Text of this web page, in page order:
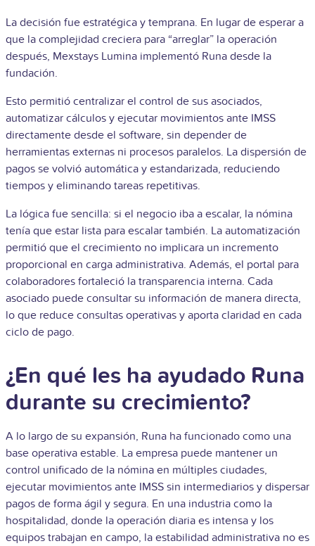
La decisión fue estratégica y temprana. En lugar de esperar a
que la complejidad creciera para “arreglar” la operación
después, Mexstays Lumina implementó Runa desde la
fundación.
Esto permitió centralizar el control de sus asociados,
automatizar cálculos y ejecutar movimientos ante IMSS
directamente desde el software, sin depender de
herramientas externas ni procesos paralelos. La dispersión de
pagos se volvió automática y estandarizada, reduciendo
tiempos y eliminando tareas repetitivas.
La lógica fue sencilla: si el negocio iba a escalar, la nómina
tenía que estar lista para escalar también. La automatización
permitió que el crecimiento no implicara un incremento
proporcional en carga administrativa. Además, el portal para
colaboradores fortaleció la transparencia interna. Cada
asociado puede consultar su información de manera directa,
lo que reduce consultas operativas y aporta claridad en cada
ciclo de pago.
¿En qué les ha ayudado Runa
durante su crecimiento?
A lo largo de su expansión, Runa ha funcionado como una
base operativa estable. La empresa puede mantener un
control unificado de la nómina en múltiples ciudades,
ejecutar movimientos ante IMSS sin intermediarios y dispersar
pagos de forma ágil y segura. En una industria como la
hospitalidad, donde la operación diaria es intensa y los
equipos trabajan en campo, la estabilidad administrativa no es